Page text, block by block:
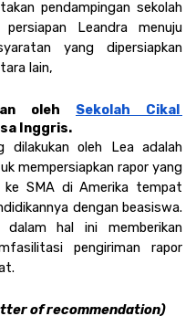
pendampingan sekolah
Leandra menuju
yang dipersiapkan
lain,
oleh Sekolah Cikal
Inggris.
dilakukan oleh Lea adalah
mempersiapkan rapor yang
ke SMA di Amerika tempat
dengan beasiswa.
dalam hal ini memberikan
pengiriman rapor
of recommendation)